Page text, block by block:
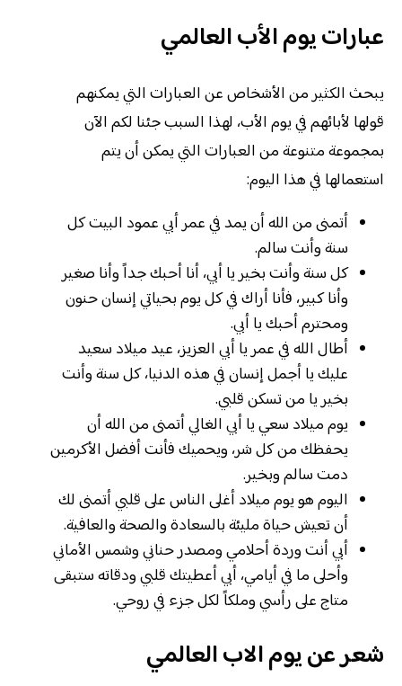
عبارات يوم الأب العالمي
يبحث الكثير من الأشخاص عن العبارات التي يمكنهم
قولها لأبائهم في يوم الأب، لهذا السبب جئنا لكم الآن
بمجموعة متنوعة من العبارات التي يمكن أن يتم
استعمالها في هذا اليوم:
أتمنى من الله أن يمد في عمر أبي عمود البيت كل
سنة وأنت سالم.
كل سنة وأنت بخير يا أبي، أنا أحبك جداً وأنا صغير
وأنا كبير، فأنا أراك في كل يوم بحياتي إنسان حنون
ومحترم أحبك يا أبي.
أطال الله في عمر يا أبي العزيز، عيد ميلاد سعيد
عليك يا أجمل إنسان في هذه الدنيا، كل سنة وأنت
بخير يا من تسكن قلبي.
يوم ميلاد سعي يا أبي الغالي أتمنى من الله أن
يحفظك من كل شر، ويحميك فأنت أفضل الأكرمين
دمت سالم وبخير.
اليوم هو يوم ميلاد أغلى الناس على قلبي أتمنى لك
أن تعيش حياة مليئة بالسعادة والصحة والعافية.
أبي أنت وردة أحلامي ومصدر حناني وشمس الأماني
وأحلى ما في أيامي، أبي أعطيتك قلبي ودقاته ستبقى
متاج على رأسي وملكاً لكل جزء في روحي.
شعر عن يوم الاب العالمي